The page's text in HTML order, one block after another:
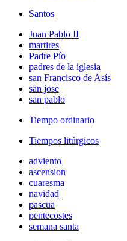
Santos
Juan Pablo II
martires
Padre Pío
padres de la iglesia
san Francisco de Asís
san jose
san pablo
Tiempo ordinario
Tiempos litúrgicos
adviento
ascension
cuaresma
navidad
pascua
pentecostes
semana santa